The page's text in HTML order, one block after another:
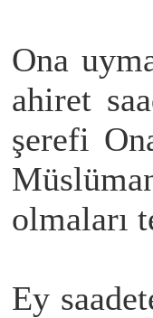
Ona
ahiret
şerefi
olmaları
Ey